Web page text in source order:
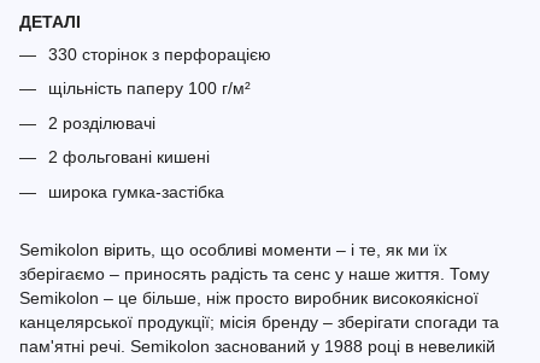
ДЕТАЛІ
330 сторінок з перфорацією
щільність паперу 100 г/м²
2 розділювачі
2 фольговані кишені
широка гумка-застібка
Semikolon вірить, що особливі моменти – і те, як ми їх
зберігаємо – приносять радість та сенс у наше життя. Тому
Semikolon – це більше, ніж просто виробник високоякісної
канцелярської продукції; місія бренду – зберігати спогади та
пам'ятні речі. Semikolon заснований у 1988 році в невеликій